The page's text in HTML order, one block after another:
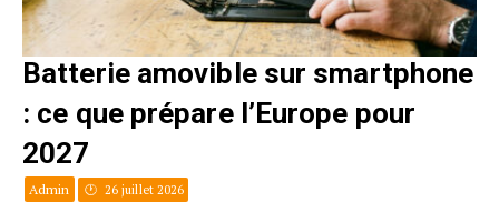
Batterie amovible sur smartphone
: ce que prépare l’Europe pour
2027
Admin 26 juillet 2026